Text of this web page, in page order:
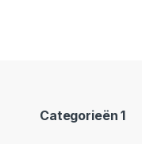
Categorieën 1